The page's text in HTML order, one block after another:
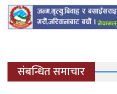
संबन्धित समाचार